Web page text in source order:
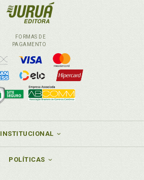
FORMAS DE
PAGAMENTO
INSTITUCIONAL
POLÍTICAS